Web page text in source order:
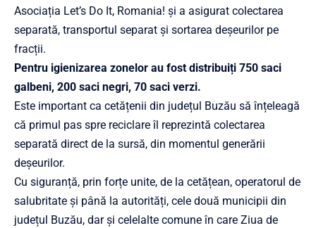
Asociația Let’s Do It, Romania! și a asigurat colectarea
separată, transportul separat și sortarea deșeurilor pe
fracții.
Pentru igienizarea zonelor au fost distribuiți 750 saci
galbeni, 200 saci negri, 70 saci verzi.
Este important ca cetățenii din județul Buzău să înțeleagă
că primul pas spre reciclare îl reprezintă colectarea
separată direct de la sursă, din momentul generării
deșeurilor.
Cu siguranță, prin forțe unite, de la cetățean, operatorul de
salubritate și până la autorități, cele două municipii din
județul Buzău, dar și celelalte comune în care Ziua de